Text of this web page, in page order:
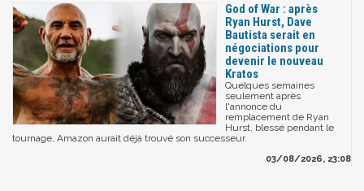
God of War : après
Ryan Hurst, Dave
Bautista serait en
négociations pour
devenir le nouveau
Kratos
Quelques semaines
seulement après
l'annonce du
remplacement de Ryan
Hurst, blessé pendant le
tournage, Amazon aurait déjà trouvé son successeur.
03/08/2026, 23:08